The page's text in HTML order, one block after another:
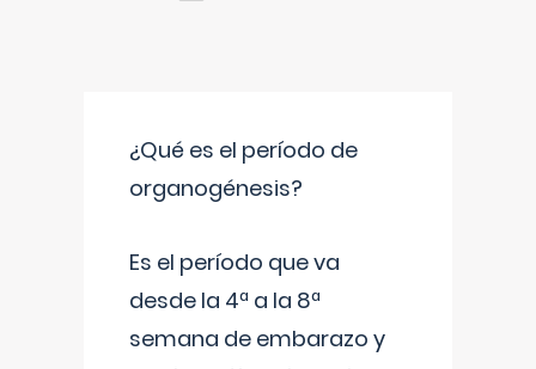
¿Qué es el período de
organogénesis?
Es el período que va
desde la 4ª a la 8ª
semana de embarazo y